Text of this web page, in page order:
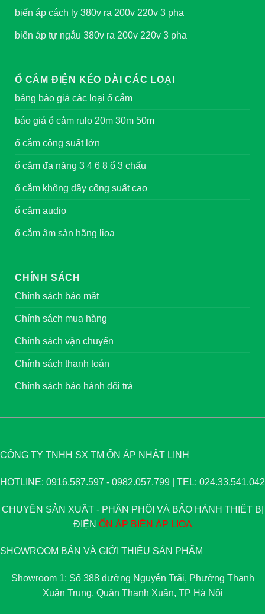
biến áp cách ly 380v ra 200v 220v 3 pha
biến áp tự ngẫu 380v ra 200v 220v 3 pha
Ổ CẮM ĐIỆN KÉO DÀI CÁC LOẠI
bảng báo giá các loại ổ cắm
báo giá ổ cắm rulo 20m 30m 50m
ổ cắm công suất lớn
ổ cắm đa năng 3 4 6 8 ổ 3 chấu
ổ cắm không dây công suất cao
ổ cắm audio
ổ cắm âm sàn hãng lioa
CHÍNH SÁCH
Chính sách bảo mật
Chính sách mua hàng
Chính sách vận chuyển
Chính sách thanh toán
Chính sách bảo hành đổi trả
CÔNG TY TNHH SX TM ỔN ÁP NHẬT LINH
HOTLINE: 0916.587.597 - 0982.057.799 | TEL: 024.33.541.042
CHUYÊN SẢN XUẤT - PHÂN PHỐI VÀ BẢO HÀNH THIẾT BỊ
ĐIỆN ỔN ÁP BIẾN ÁP LIOA
SHOWROOM BÁN VÀ GIỚI THIỆU SẢN PHẨM
Showroom 1: Số 388 đường Nguyễn Trãi, Phường Thanh
Xuân Trung, Quận Thanh Xuân, TP Hà Nội